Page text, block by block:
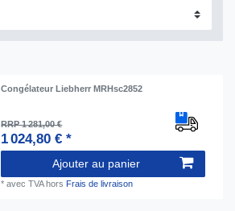
Congélateur Liebherr MRHsc2852
RRP 1 281,00 €
1 024,80 € *
Ajouter au panier
*avec TVAhors Frais de livraison